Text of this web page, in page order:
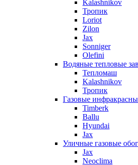
Kalashnikov
Тропик
Loriot
Zilon
Jax
Sonniger
Olefini
Водяные тепловые
Тепломаш
Kalashnikov
Тропик
Газовые
Timberk
Ballu
Hyundai
Jax
Уличные газовые
Jax
Neoclima